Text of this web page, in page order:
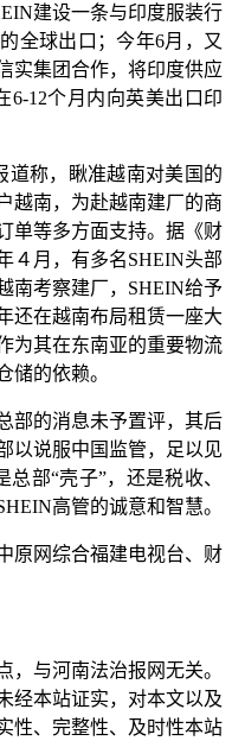
建设一条与印度服装行
全球出口；今年6月，又
实集团合作，将印度供应
6-12个月内向英美出口印
道称，瞅准越南对美国的
越南，为赴越南建厂的商
单等多方面支持。据《财
４月，有多名SHEIN头部
南考察建厂，SHEIN给予
还在越南布局租赁一座大
为其在东南亚的重要物流
储的依赖。
部的消息未予置评，其后
以说服中国监管，足以见
部“壳子”，还是税收、
高管的诚意和智慧。
中原网综合福建电视台、财
，与河南法治报网无关。
经本站证实，对本文以及
性、完整性、及时性本站